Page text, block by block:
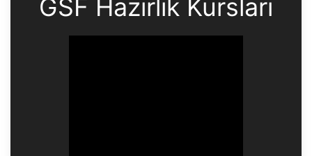
GSF Hazırlık Kursları